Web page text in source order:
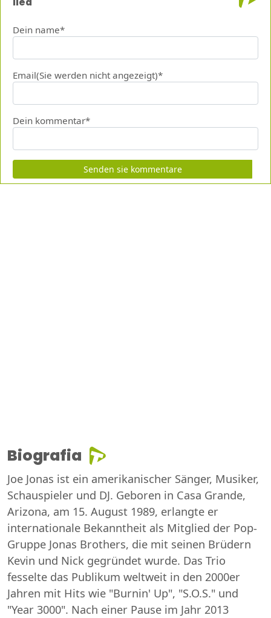
Dein name*
Email(Sie werden nicht angezeigt)*
Dein kommentar*
Senden sie kommentare
Biografia
Joe Jonas ist ein amerikanischer Sänger, Musiker,
Schauspieler und DJ. Geboren in Casa Grande,
Arizona, am 15. August 1989, erlangte er
internationale Bekanntheit als Mitglied der Pop-
Gruppe Jonas Brothers, die mit seinen Brüdern
Kevin und Nick gegründet wurde. Das Trio
fesselte das Publikum weltweit in den 2000er
Jahren mit Hits wie "Burnin' Up", "S.O.S." und
"Year 3000". Nach einer Pause im Jahr 2013